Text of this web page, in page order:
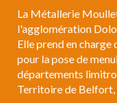
La Métallerie
l'agglomération
Elle prend en
pour la pose de
départements
Territoire de Belfort,